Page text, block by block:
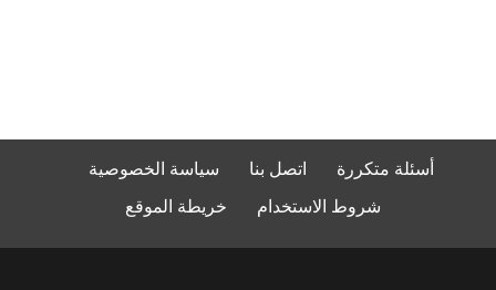
أسئلة متكررة اتصل بنا
سياسة الخصوصية
شروط الاستخدام
خريطة الموقع